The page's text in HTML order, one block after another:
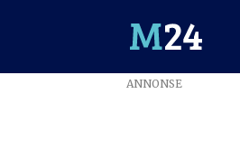
Emne:ANNONSE